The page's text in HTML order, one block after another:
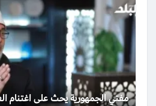
مفتي الجمهورية يحث على اغتنام